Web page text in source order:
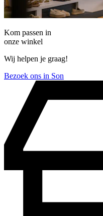
Kom passen in
onze winkel
Wij helpen je graag!
Bezoek ons in Son